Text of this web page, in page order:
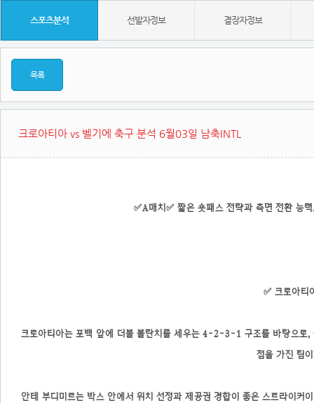
스포츠분석 선발자정보 결장자정보
목록
크로아티아 vs 벨기에 축구 분석 6월03일 남축INTL
✅A매치✅ 짧은 숏패스 전략과 측면 전환 능
✅ 크로아티
크로아티아는 포백 앞에 더블 볼란치를 세우는 4-2-3-1 구조를 바탕으로,
점을 가진 팀
안테 부디미르는 박스 안에서 위치 선정과 제공권 경합이 좋은 스트라이커